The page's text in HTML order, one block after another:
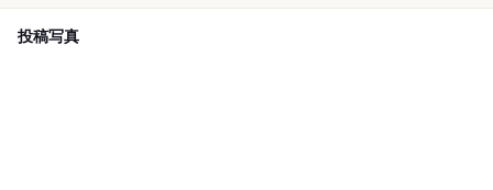
投稿写真